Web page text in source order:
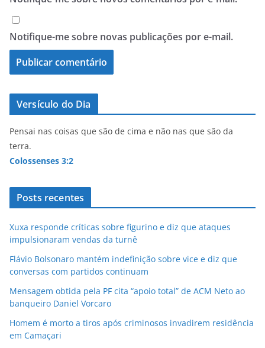
Notifique-me sobre novas publicações por e-mail.
Versículo do Dia
Pensai nas coisas que são de cima e não nas que são da
terra.
Colossenses 3:2
Posts recentes
Xuxa responde críticas sobre figurino e diz que ataques
impulsionaram vendas da turnê
Flávio Bolsonaro mantém indefinição sobre vice e diz que
conversas com partidos continuam
Mensagem obtida pela PF cita “apoio total” de ACM Neto ao
banqueiro Daniel Vorcaro
Homem é morto a tiros após criminosos invadirem residência
em Camaçari